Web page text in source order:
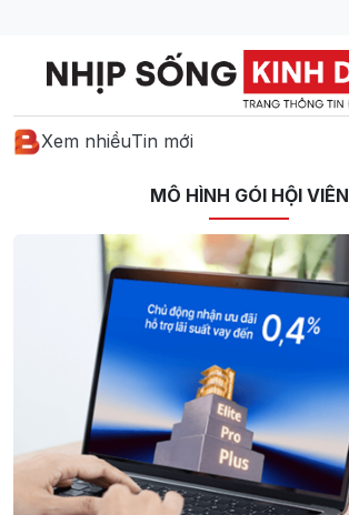
Xem nhiềuTin mới
MÔ HÌNH GÓI HỘI VIÊN